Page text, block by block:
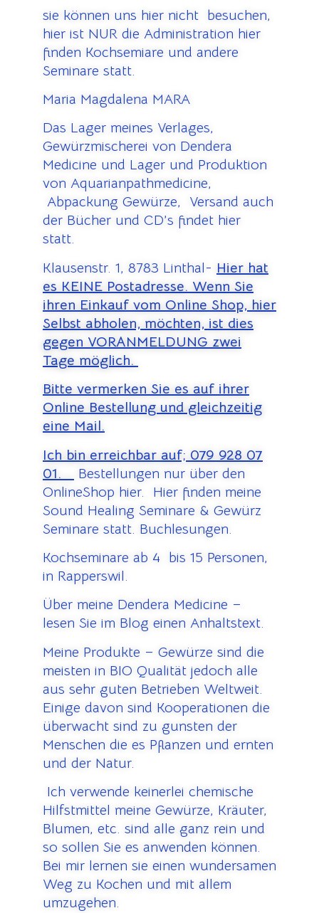
sie können uns hier nicht besuchen,
hier ist NUR die Administration hier
finden Kochsemiare und andere
Seminare statt.
Maria Magdalena MARA
Das Lager meines Verlages,
Gewürzmischerei von Dendera
Medicine und Lager und Produktion
von Aquarianpathmedicine,
Abpackung Gewürze, Versand auch
der Bücher und CD’s findet hier
statt.
Klausenstr. 1, 8783 Linthal- Hier hat
es KEINE Postadresse. Wenn Sie
ihren Einkauf vom Online Shop, hier
Selbst abholen, möchten, ist dies
gegen VORANMELDUNG zwei
Tage möglich.
Bitte vermerken Sie es auf ihrer
Online Bestellung und gleichzeitig
eine Mail.
Ich bin erreichbar auf; 079 928 07
01.
Bestellungen nur über den
OnlineShop hier. Hier finden meine
Sound Healing Seminare & Gewürz
Seminare statt. Buchlesungen.
Kochseminare ab 4 bis 15 Personen,
in Rapperswil.
Über meine Dendera Medicine –
lesen Sie im Blog einen Anhaltstext.
Meine Produkte – Gewürze sind die
meisten in BIO Qualität jedoch alle
aus sehr guten Betrieben Weltweit.
Einige davon sind Kooperationen die
überwacht sind zu gunsten der
Menschen die es Pflanzen und ernten
und der Natur.
Ich verwende keinerlei chemische
Hilfstmittel meine Gewürze, Kräuter,
Blumen, etc. sind alle ganz rein und
so sollen Sie es anwenden können.
Bei mir lernen sie einen wundersamen
Weg zu Kochen und mit allem
umzugehen.